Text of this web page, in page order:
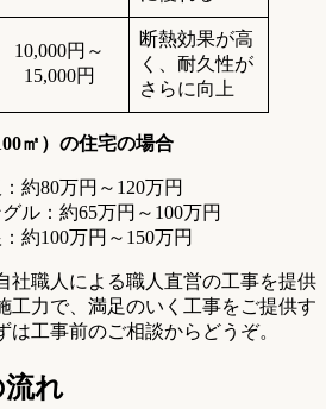
10,000円～
15,000円
断熱効果が高
く、耐久性が
さらに向上
㎡）の住宅の場合
約80万円～120万円
ル：約65万円～100万円
約100万円～150万円
社職人による職人直営の工事を提供
工力で、満足のいく工事をご提供す
は工事前のご相談からどうぞ。
れ